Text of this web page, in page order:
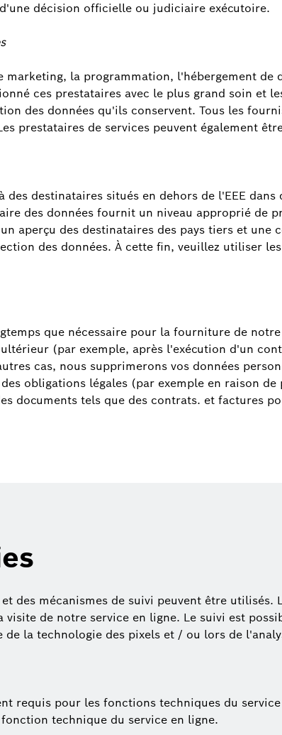
décision officielle ou judiciaire exécutoire.
la programmation, l'hébergement de
ces prestataires avec le plus grand soin et
des données qu'ils conservent. Tous les
prestataires de services peuvent également
destinataires situés en dehors de l'EEE
des données fournit un niveau approprié de
aperçu des destinataires des pays tiers et une
des données. À cette fin, veuillez utiliser
que nécessaire pour la fourniture de
(par exemple, après l'exécution d'un
cas, nous supprimerons vos données
obligations légales (par exemple en raison
documents tels que des contrats. et factures
des mécanismes de suivi peuvent être
de notre service en ligne. Le suivi est
la technologie des pixels et / ou lors de
requis pour les fonctions techniques du
technique du service en ligne.